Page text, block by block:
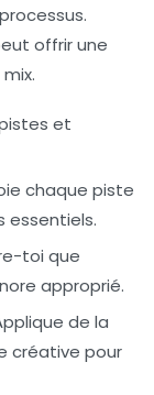
offrir une
et
chaque piste
essentiels.
toi que
approprié.
de la
créative pour